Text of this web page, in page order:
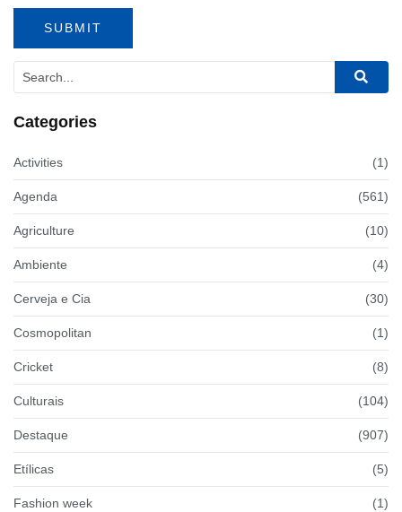
Categories
Activities (1)
Agenda (561)
Agriculture (10)
Ambiente (4)
Cerveja e Cia (30)
Cosmopolitan (1)
Cricket (8)
Culturais (104)
Destaque (907)
Etílicas (5)
Fashion week (1)